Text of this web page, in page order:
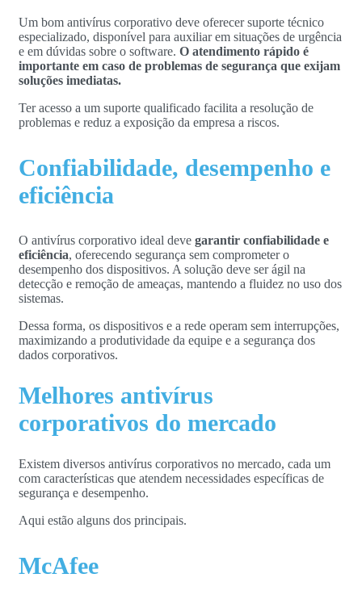
Um bom antivírus corporativo deve oferecer suporte técnico
especializado, disponível para auxiliar em situações de urgência
e em dúvidas sobre o software. O atendimento rápido é
importante em caso de problemas de segurança que exijam
soluções imediatas.
Ter acesso a um suporte qualificado facilita a resolução de
problemas e reduz a exposição da empresa a riscos.
Confiabilidade, desempenho e
eficiência
O antivírus corporativo ideal deve garantir confiabilidade e
eficiência, oferecendo segurança sem comprometer o
desempenho dos dispositivos. A solução deve ser ágil na
detecção e remoção de ameaças, mantendo a fluidez no uso dos
sistemas.
Dessa forma, os dispositivos e a rede operam sem interrupções,
maximizando a produtividade da equipe e a segurança dos
dados corporativos.
Melhores antivírus
corporativos do mercado
Existem diversos antivírus corporativos no mercado, cada um
com características que atendem necessidades específicas de
segurança e desempenho.
Aqui estão alguns dos principais.
McAfee